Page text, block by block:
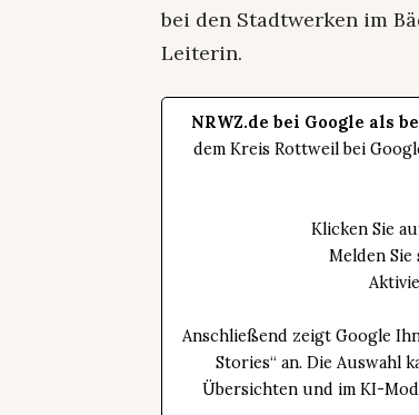
bei den Stadtwerken im
Leiterin.
NRWZ.de bei Google als
dem Kreis Rottweil bei
Klicken Sie
Melden
Anschließend zeigt Google
Stories“ an. Die Auswahl
Übersichten und im KI-